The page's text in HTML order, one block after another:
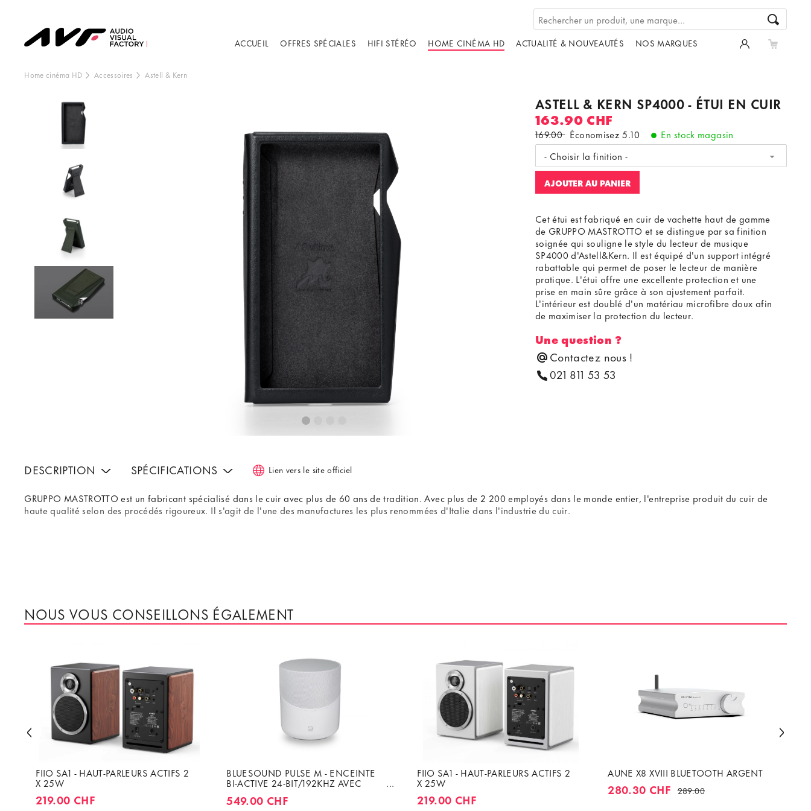
ACCUEIL OFFRES SPÉCIALES HIFI STÉRÉO HOME CINÉMA HD ACTUALITÉ & NOUVEAUTÉS NOS MARQUES
Home cinéma HD Accessoires Astell & Kern
ASTELL & KERN SP4000 - ÉTUI EN CUIR
163.90 CHF
169.00 Économisez5.10
En stock magasin
- Choisir la finition -
AJOUTER AU PANIER
Cet étui est fabriqué en cuir de vachette haut de gamme
de GRUPPO MASTROTTO et se distingue par sa finition
soignée qui souligne le style du lecteur de musique
SP4000 d'Astell&Kern. Il est équipé d'un support intégré
rabattable qui permet de poser le lecteur de manière
pratique. L'étui offre une excellente protection et une
prise en main sûre grâce à son ajustement parfait.
L'intérieur est doublé d'un matériau microfibre doux afin
de maximiser la protection du lecteur.
Une question ?
Contactez nous !
021 811 53 53
DESCRIPTION
GRUPPO MASTROTTO est un fabricant spécialisé dans le cuir avec plus de 60 ans de tradition. Avec plus de 2 200 employés dans le monde entier, l'entreprise produit du cuir de
haute qualité selon des procédés rigoureux. Il s'agit de l'une des manufactures les plus renommées d'Italie dans l'industrie du cuir.
SPÉCIFICATIONS Lien vers le site officiel
NOUS VOUS CONSEILLONS ÉGALEMENT
FIIO SA1 - HAUT-PARLEURS ACTIFS 2
X 25W
219.00 CHF
BLUESOUND PULSE M - ENCEINTE
BI-ACTIVE 24-BIT/192KHZ AVEC
AMPLIFICATEUR 80 W
549.00 CHF
FIIO SA1 - HAUT-PARLEURS ACTIFS 2
X 25W
219.00 CHF
AUNE X8 XVIII BLUETOOTH ARGENT
280.30 CHF 289.00